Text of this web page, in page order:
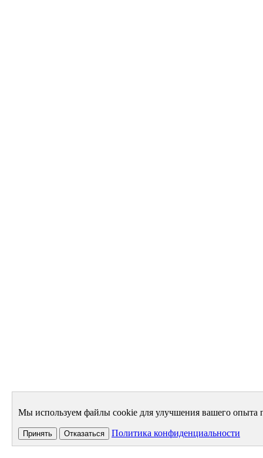
Мы используем файлы cookie для улучшения вашего опыта
Принять Отказаться Политика конфиденциальности